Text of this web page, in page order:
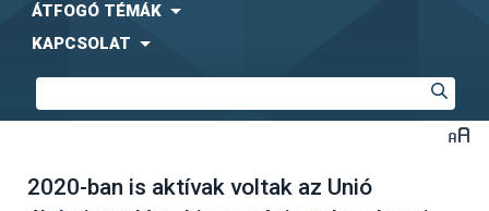
ÁTFOGÓ TÉMÁK
KAPCSOLAT
2020-ban is aktívak voltak az Unió